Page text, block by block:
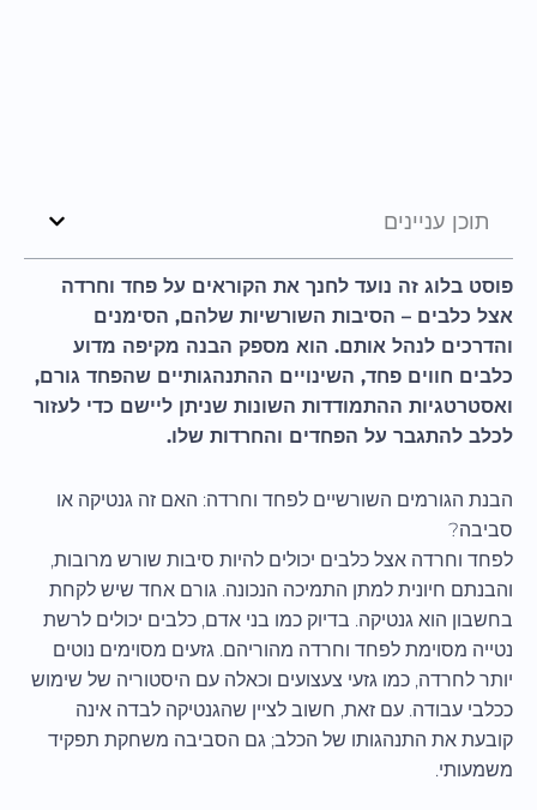
תוכן עניינים
פוסט בלוג זה נועד לחנך את הקוראים על פחד וחרדה
אצל כלבים – הסיבות השורשיות שלהם, הסימנים
והדרכים לנהל אותם. הוא מספק הבנה מקיפה מדוע
כלבים חווים פחד, השינויים ההתנהגותיים שהפחד גורם,
ואסטרטגיות ההתמודדות השונות שניתן ליישם כדי לעזור
לכלב להתגבר על הפחדים והחרדות שלו.
הבנת הגורמים השורשיים לפחד וחרדה: האם זה גנטיקה או
סביבה?
לפחד וחרדה אצל כלבים יכולים להיות סיבות שורש מרובות,
והבנתם חיונית למתן התמיכה הנכונה. גורם אחד שיש לקחת
בחשבון הוא גנטיקה. בדיוק כמו בני אדם, כלבים יכולים לרשת
נטייה מסוימת לפחד וחרדה מהוריהם. גזעים מסוימים נוטים
יותר לחרדה, כמו גזעי צעצועים וכאלה עם היסטוריה של שימוש
ככלבי עבודה. עם זאת, חשוב לציין שהגנטיקה לבדה אינה
קובעת את התנהגותו של הכלב; גם הסביבה משחקת תפקיד
משמעותי.